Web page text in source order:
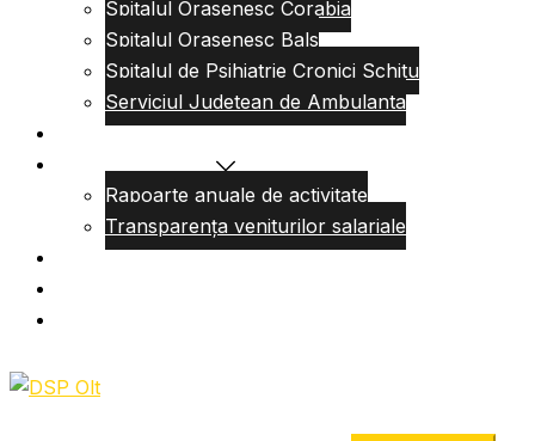
Spitalul Orasenesc Corabia
Spitalul Orasenesc Bals
Spitalul de Psihiatrie Cronici Schitu
Serviciul Judetean de Ambulanta
Centre de permanenta
Rapoarte anuale de activitate
Transparența veniturilor salariale
Informatii utile